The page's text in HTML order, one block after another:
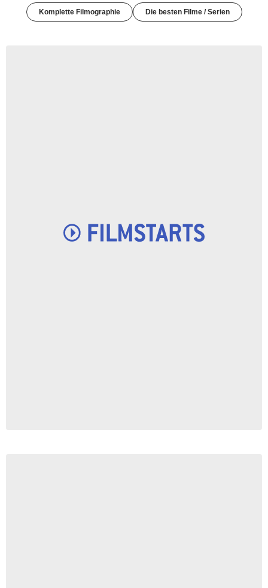
Komplette Filmographie Die besten Filme / Serien